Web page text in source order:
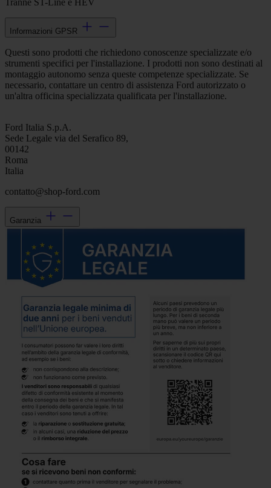
Tranne ST-Line e HEV
Informazioni GPSR
Questi sono prodotti che richiedono conoscenze specializzate e/o
strumenti specifici per l'installazione. I prodotti non sono destinati al
montaggio autonomo senza queste competenze specializzate. Se
necessario, contattare un centro di assistenza Ford autorizzato o
un'altra officina specializzata qualificata per l'installazione.
Ford Italia S.p.A.
Sede Legale via del Serafico 89,
00142
Roma
Italia
contatto@shop-ford.com
Garanzia